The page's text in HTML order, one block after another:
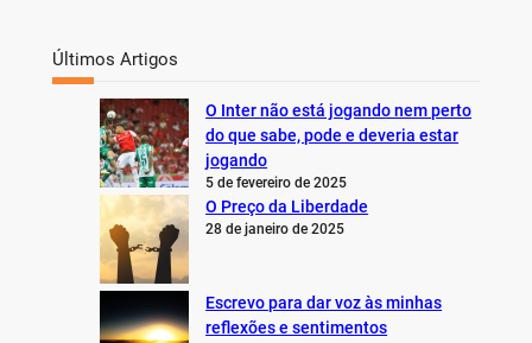
Últimos Artigos
O Inter não está jogando nem perto
do que sabe, pode e deveria estar
jogando
5 de fevereiro de 2025
O Preço da Liberdade
28 de janeiro de 2025
Escrevo para dar voz às minhas
reflexões e sentimentos